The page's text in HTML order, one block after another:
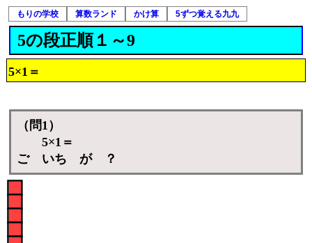
もりの学校 算数ランド かけ算 5ずつ覚える九九
5の段正順１～9
5×1＝
（問1）
5×1＝
ご いち が ？